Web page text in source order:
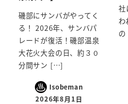
磯部にサンバがやってく
る！ 2026年、サンバパ
レードが復活！磯部温泉
大花火大会の日、約３０
分間サン […]
Isobeman
2026年8月1日
社
わ